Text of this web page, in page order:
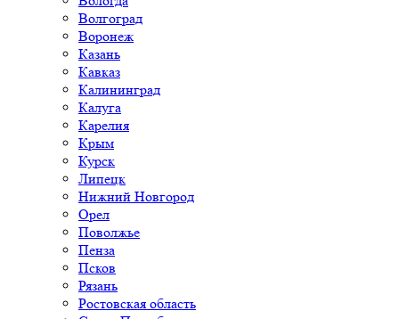
Волгоград
Воронеж
Казань
Кавказ
Калининград
Калуга
Карелия
Крым
Курск
Липецк
Нижний Новгород
Орел
Поволжье
Пенза
Псков
Рязань
Ростовская область